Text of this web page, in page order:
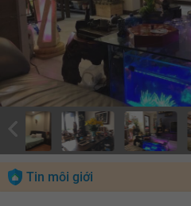
Tin môi giới